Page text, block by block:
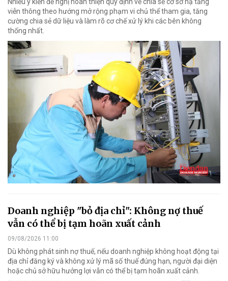
Nhiều ý kiến đề nghị hoàn thiện quy định về chia sẻ cơ sở hạ tầng
viễn thông theo hướng mở rộng phạm vi chủ thể tham gia, tăng
cường chia sẻ dữ liệu và làm rõ cơ chế xử lý khi các bên không
thống nhất.
Doanh nghiệp "bỏ địa chỉ": Không nợ thuế
vẫn có thể bị tạm hoãn xuất cảnh
09/08/2026 11:00
Dù không phát sinh nợ thuế, nếu doanh nghiệp không hoạt động tại
địa chỉ đăng ký và không xử lý mã số thuế đúng hạn, người đại diện
hoặc chủ sở hữu hưởng lợi vẫn có thể bị tạm hoãn xuất cảnh.